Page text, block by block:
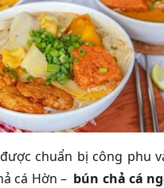
chuẩn bị công phu
cá Hờn – bún chả cá